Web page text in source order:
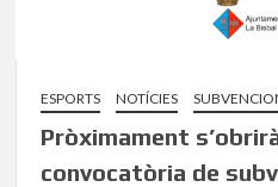
ESPORTS NOTÍCIES
Pròximament
convocatòria de